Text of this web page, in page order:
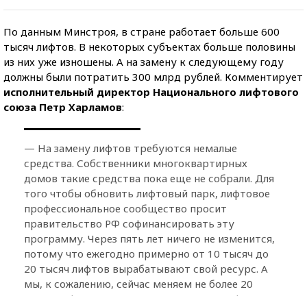
По данным Минстроя, в стране работает больше 600
тысяч лифтов. В некоторых субъектах больше половины
из них уже изношены. А на замену к следующему году
должны были потратить 300 млрд рублей. Комментирует
исполнительный директор Национального лифтового
союза Петр Харламов:
— На замену лифтов требуются немалые
средства. Собственники многоквартирных
домов такие средства пока еще не собрали. Для
того чтобы обновить лифтовый парк, лифтовое
профессиональное сообщество просит
правительство РФ софинансировать эту
программу. Через пять лет ничего не изменится,
потому что ежегодно примерно от 10 тысяч до
20 тысяч лифтов вырабатывают свой ресурс. А
мы, к сожалению, сейчас меняем не более 20